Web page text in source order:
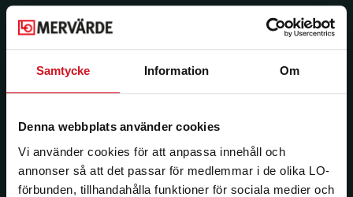
Samtycke Information Om
Denna webbplats använder cookies
Vi använder cookies för att anpassa innehåll och
annonser så att det passar för medlemmar i de olika LO-
förbunden, tillhandahålla funktioner för sociala medier och
Län:
Jag vill ha e-post om aktuella erbjudanden och
kommer att hantera mina personuppgifter i enlighet
kan när som helst avsluta prenumerationen.